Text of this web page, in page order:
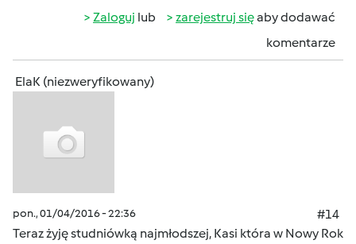
Zaloguj lub zarejestruj sięaby dodawać
komentarze
ElaK (niezweryfikowany)
pon., 01/04/2016 - 22:36
#14
Teraz żyję studniówką najmłodszej, Kasi która w Nowy Rok